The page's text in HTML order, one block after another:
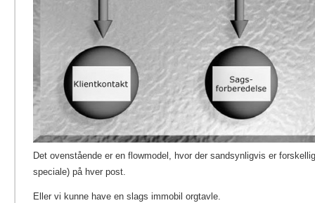
Det ovenstående er en flowmodel, hvor der sandsynligvis er
speciale) på hver post.
Eller vi kunne have en slags immobil orgtavle.